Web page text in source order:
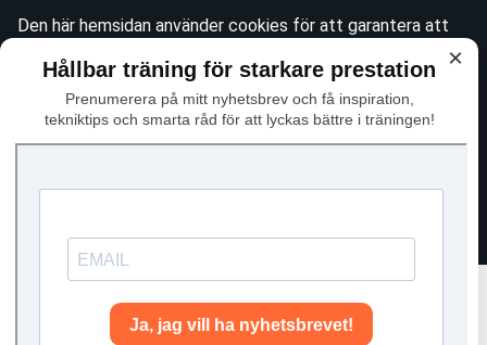
×
Hållbar träning för starkare prestation
Prenumerera på mitt nyhetsbrev och få inspiration,
tekniktips och smarta råd för att lyckas bättre i träningen!
Den här hemsidan använder cookies för att garantera att
webbplatsen. Se vårintegritetspolicyför mer information
om det här. För att godkänna användningen av icke-
essentiella cookies, vänligen klicka "Jag håller med"